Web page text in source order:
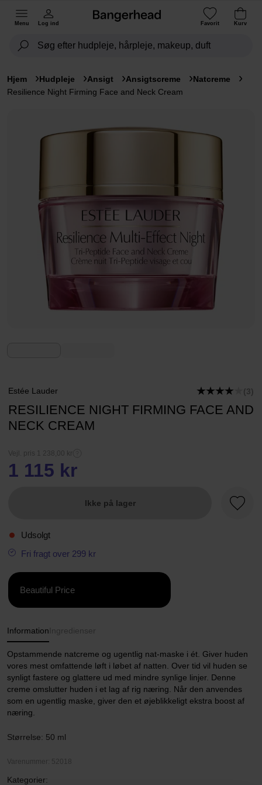
Menu Log ind Favorit Kurv
Hjem Hudpleje Ansigt Ansigtscreme
Natcreme
Resilience Night Firming Face and Neck Cream
Estée Lauder (3)
RESILIENCE NIGHT FIRMING FACE AND
NECK CREAM
Vejl. pris 1 238,00 kr
1 115 kr
Ikke på lager
Udsolgt
Fri fragt over 299 kr
Beautiful Price
Information Ingredienser
Opstammende natcreme og ugentlig nat-maske i ét. Giver huden
vores mest omfattende løft i løbet af natten. Over tid vil huden se
synligt fastere og glattere ud med mindre synlige linjer. Denne
creme omslutter huden i et lag af rig næring. Når den anvendes
som en ugentlig maske, giver den et øjeblikkeligt ekstra boost af
næring.
Størrelse: 50 ml
Varenummer: 52018
Kategorier: